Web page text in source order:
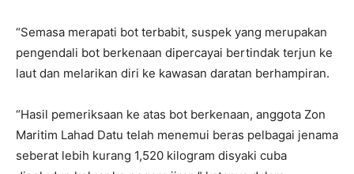
“Semasa merapati bot terbabit, suspek yang merupakan
pengendali bot berkenaan dipercayai bertindak terjun ke
laut dan melarikan diri ke kawasan daratan berhampiran.
“Hasil pemeriksaan ke atas bot berkenaan, anggota Zon
Maritim Lahad Datu telah menemui beras pelbagai jenama
seberat lebih kurang 1,520 kilogram disyaki cuba